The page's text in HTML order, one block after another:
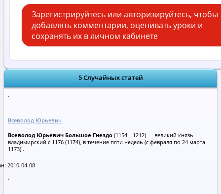
Зарегистрируйтесь или авторизируйтесь, чтобы
добавлять комментарии, оценивать уроки и
сохранять их в личном кабинете
5 Случайных статей
Всеволод Юрьевич
Всеволод Юрьевич Большое Гнездо (1154—1212) — великий князь
владимирский с 1176 (1174), в течение пяти недель (с февраля по 24 марта
1173) .
2010-04-08